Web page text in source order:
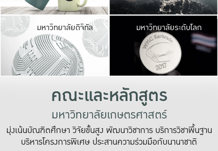
มหาวิทยาลัยดิจิทัล มหาวิ
เปลี่ยนแปลง แล
เพื่อทำง
ระบบสารสนเทศ
มหาวิทยาลัยระดับโลก
คณะและหลักสูตร
มหาวิทยาลัยเกษตรศาสตร์
มุ่งเน้นบัณฑิตศึกษา วิจัยขั้นสูง พัฒนาวิชาการ บริการวิชาพื้นฐาน
บริหารโครงการพิเศษ ประสานความร่วมมือกับนานาชาติ